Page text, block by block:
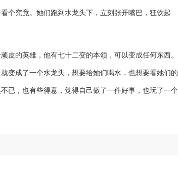
个究竟。她们跑到水龙头下，立刻张开嘴巴，狂饮起
皮的英雄，他有七十二变的本领，可以变成任何东西。
变成了一个水龙头，想要给她们喝水，也想要看她们的
已，也有些得意，觉得自己做了一件好事，也玩了一个